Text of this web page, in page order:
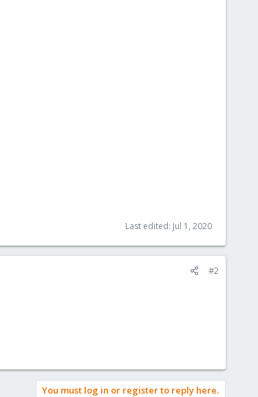
Last edited: Jul 1, 2020
#2
You must log in or register to reply here.